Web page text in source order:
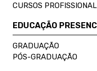
CURSOS
EDUCAÇÃO
GRADUAÇÃO
PÓS-GRADUAÇÃO